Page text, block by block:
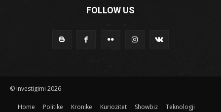
FOLLOW US
© Investigimi 2026
Home Politike Kronike Kuriozitet Showbiz Teknologji